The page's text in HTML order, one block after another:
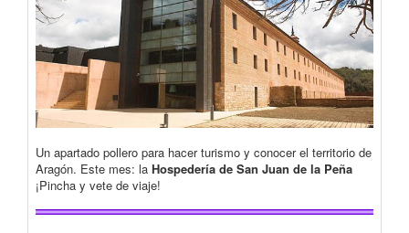
Un apartado pollero para hacer turismo y conocer el territorio de
Aragón. Este mes: la Hospedería de San Juan de la Peña
¡Pincha y vete de viaje!